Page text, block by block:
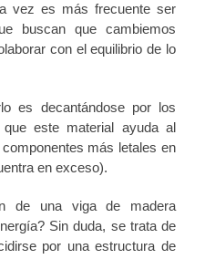
vez es más frecuente ser
buscan que cambiemos
con el equilibrio de lo
es decantándose por los
este material ayuda al
más letales en
en exceso).
de una viga de madera
Sin duda, se trata de
por una estructura de